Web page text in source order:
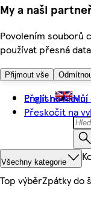
My a naši
Povolením souborů
používat přesná
Přijmout vše
Přejít na hlavní
Přeskočit na
English
Všechny kategorie
Top výběrZpátky do